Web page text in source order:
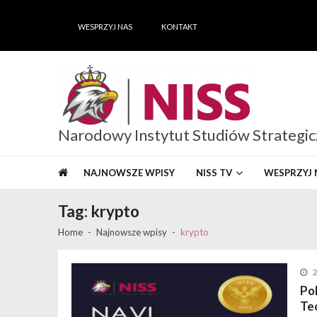
WESPRZYJ NAS KONTAKT
Narodowy Instytut Studiów
NAJNOWSZE WPISY NISS TV WESPRZYJ
Tag: krypto
Home Najnowsze wpisy krypto